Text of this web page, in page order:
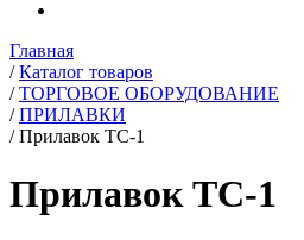
Главная
/ Каталог товаров
/ ТОРГОВОЕ ОБОРУДОВАНИЕ
/ ПРИЛАВКИ
/ Прилавок ТС-1
Прилавок ТС-1